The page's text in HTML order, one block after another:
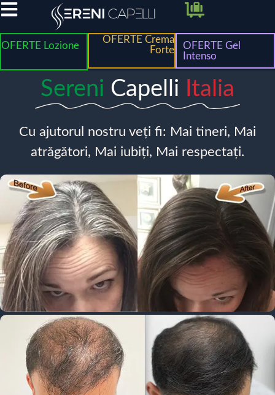
OFERTE Lozione
OFERTE Crema
Forte
OFERTE Gel
Intenso
Sereni Capelli Italia
Cu ajutorul nostru veți fi: Mai tineri, Mai
atrăgători, Mai iubiți, Mai respectați.